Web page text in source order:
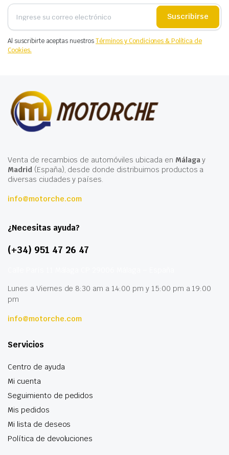
Suscribirse
Al suscribirte aceptas nuestrosTérminos y Condiciones & Política de
Cookies.
Venta de recambios de automóviles ubicada en Málagay
Madrid(España), desde donde distribuimos productos a
diversas ciudades y países.
info@motorche.com
¿Necesitas ayuda?
(+34) 951 47 26 47
Lunes a Viernes de 8:30 am a 14:00 pm y 15:00 pm a 19:00
pm
info@motorche.com
Servicios
Centro de ayuda
Mi cuenta
Seguimiento de pedidos
Mis pedidos
Mi lista de deseos
Política de devoluciones